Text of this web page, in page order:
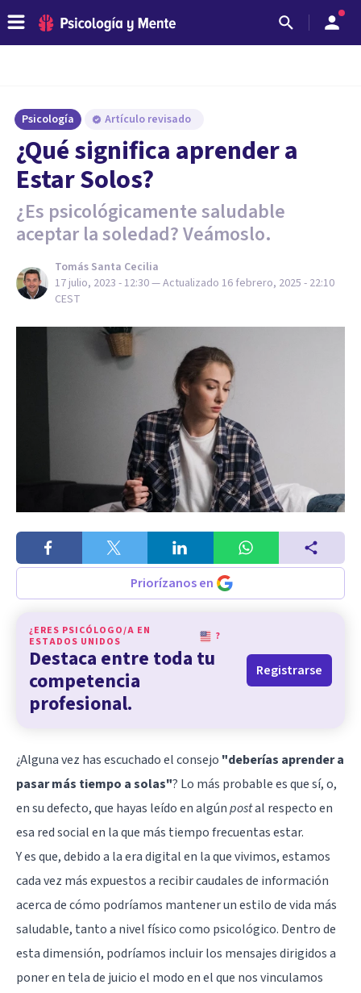
Psicología Artículo revisado
¿Qué significa aprender a
Estar Solos?
¿Es psicológicamente saludable
aceptar la soledad? Veámoslo.
Tomás Santa Cecilia
17 julio, 2023 - 12:30— Actualizado 16 febrero, 2025 - 22:10
CEST
Priorízanos en
¿ERES PSICÓLOGO/A EN
ESTADOS UNIDOS
?
Destaca entre toda tu
competencia
profesional.
Registrarse
¿Alguna vez has escuchado el consejo "deberías aprender a
pasar más tiempo a solas"? Lo más probable es que sí, o,
en su defecto, que hayas leído en algúnpostal respecto en
esa red social en la que más tiempo frecuentas estar.
Y es que, debido a la era digital en la que vivimos, estamos
cada vez más expuestos a recibir caudales de información
acerca de cómo podríamos mantener un estilo de vida más
saludable, tanto a nivel físico como psicológico. Dentro de
esta dimensión, podríamos incluir los mensajes dirigidos a
poner en tela de juicio el modo en el que nos vinculamos